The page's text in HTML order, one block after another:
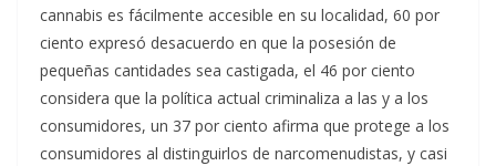
cannabis es fácilmente accesible en su localidad, 60 por
ciento expresó desacuerdo en que la posesión de
pequeñas cantidades sea castigada, el 46 por ciento
considera que la política actual criminaliza a las y a los
consumidores, un 37 por ciento afirma que protege a los
consumidores al distinguirlos de narcomenudistas, y casi